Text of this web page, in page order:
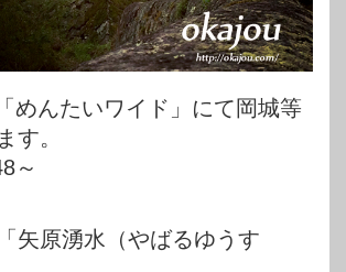
めんたいワイド」にて岡城等
す。
～
矢原湧水（やばるゆうす